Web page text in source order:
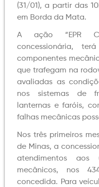
(31/01), a partir das
em Borda da Mata.
A ação “EPR
concessionária,
componentes
que trafegam na
avaliadas as
nos sistemas de
lanternas e faróis,
falhas mecânicas
Nos três primeiros
de Minas, a
atendimentos aos
mecânicos, nos
concedida. Para